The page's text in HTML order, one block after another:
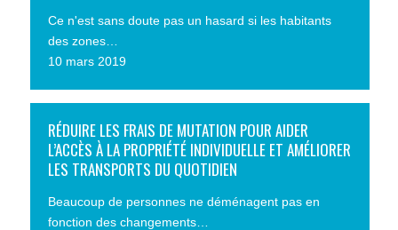
Ce n'est sans doute pas un hasard si les habitants
des zones…
10 mars 2019
RÉDUIRE LES FRAIS DE MUTATION POUR AIDER
L’ACCÈS À LA PROPRIÉTÉ INDIVIDUELLE ET AMÉLIORER
LES TRANSPORTS DU QUOTIDIEN
Beaucoup de personnes ne déménagent pas en
fonction des changements…